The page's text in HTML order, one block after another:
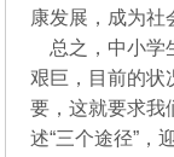
康发展，成为社
总之，中小学
艰巨，目前的状
要，这就要求我
述“三个途径”，